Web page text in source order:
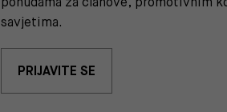
savjetima.
PRIJAVITE SE